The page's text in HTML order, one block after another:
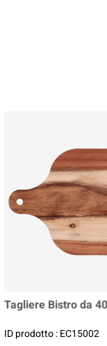
Tagliere Bistro da
ID prodotto : EC15002